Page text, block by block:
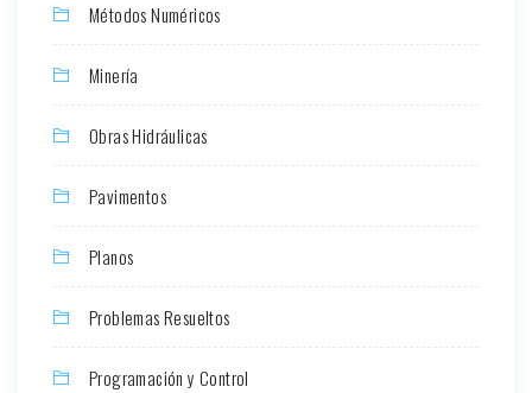
Métodos Numéricos
Minería
Obras Hidráulicas
Pavimentos
Planos
Problemas Resueltos
Programación y Control